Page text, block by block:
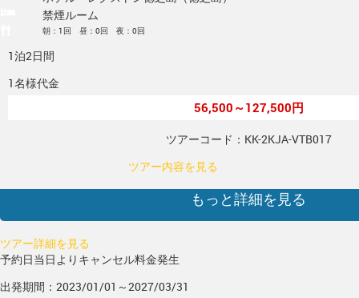
禁煙ルーム
朝：1回 昼：0回 夜：0回
1泊2日間
1名様代金
56,500～127,500円
ツアーコード：KK-2KJA-VTB017
ツアー内容を見る
もっと詳細を見る
ツアー詳細を見る
予約日当日よりキャンセル料金発生
出発期間：2023/01/01～2027/03/31